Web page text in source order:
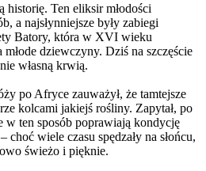
historię. Ten eliksir młodości
a najsłynniejsze były zabiegi
Batory, która w XVI wieku
dziewczyny. Dziś na szczęście
własną krwią.
po Afryce zauważył, że tamtejsze
kolcami jakiejś rośliny. Zapytał, po
w ten sposób poprawiają kondycję
wiele czasu spędzały na słońcu,
świeżo i pięknie.